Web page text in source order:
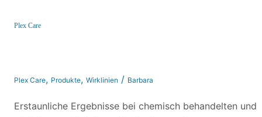
Plex Care
Plex Care, Produkte, Wirklinien / Barbara
Erstaunliche Ergebnisse bei chemisch behandelten und